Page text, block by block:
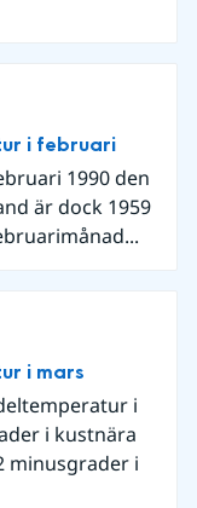
i februari
1990 den
är dock 1959
i mars
i
i kustnära
minusgrader i